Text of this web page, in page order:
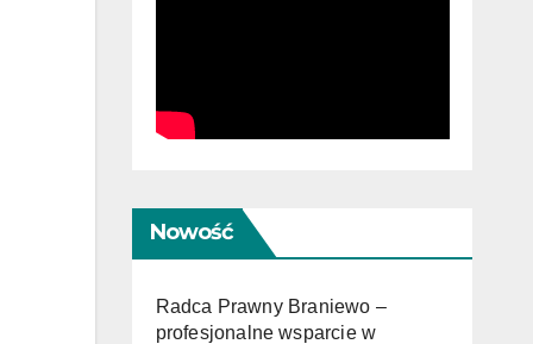
Nowość
Radca Prawny Braniewo –
profesjonalne wsparcie w